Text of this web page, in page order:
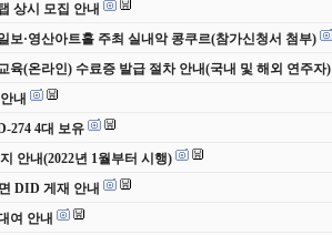
상시 모집 안내
보·영산아트홀 주최 실내악 콩쿠르(참가신청서 첨부)
육(온라인) 수료증 발급 절차 안내(국내 및 해외 연주자)
내
274 4대 보유
안내(2022년 1월부터 시행)
DID 게재 안내
여 안내